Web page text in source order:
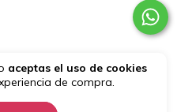
aceptas el uso de cookies
de compra.